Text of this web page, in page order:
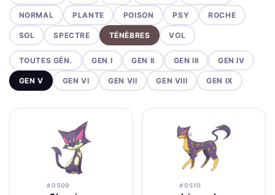
NORMAL PLANTE POISON PSY ROCHE
SOL SPECTRE TÉNÈBRES VOL
TOUTES GÉN. GEN I GEN II GEN III GEN IV
GEN V GEN VI GEN VII GEN VIII GEN IX
#0509 #0510